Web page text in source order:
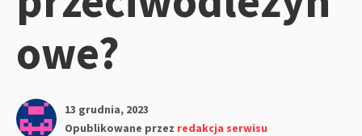
owe?
13 grudnia, 2023
Opublikowane przez redakcja serwisu